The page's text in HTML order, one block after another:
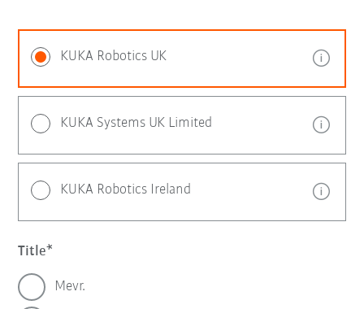
KUKA Robotics UK
KUKA Systems UK Limited
KUKA Robotics Ireland
Title
Mevr.